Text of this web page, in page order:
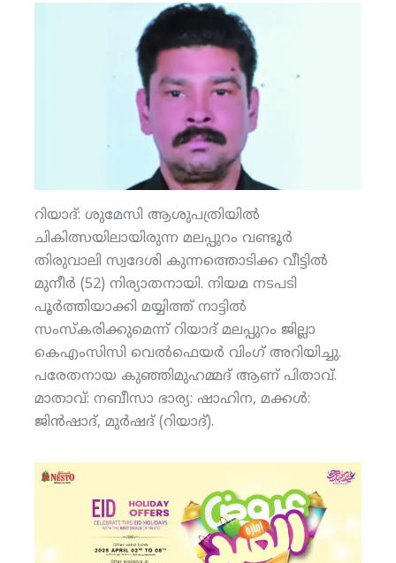
റിയാദ്: ശുമേസി ആശുപത്രിയില്‍
ചികിത്സയിലായിരുന്ന മലപ്പുറം വണ്ടൂര്‍
തിരുവാലി സ്വദേശി കുന്നത്തൊടിക്ക വീട്ടില്‍
മുനീര്‍ (52) നിര്യാതനായി. നിയമ നടപടി
പൂര്‍ത്തിയാക്കി മയ്യിത്ത് നാട്ടില്‍
സംസ്‌കരിക്കുമെന്ന് റിയാദ് മലപ്പുറം ജില്ലാ
കെഎംസിസി വെല്‍ഫെയര്‍ വിംഗ് അറിയിച്ചു.
പരേതനായ കുഞ്ഞിമുഹമ്മദ് ആണ് പിതാവ്.
മാതാവ്: നബീസാ ഭാര്യ: ഷാഹിന, മക്കള്‍:
ജിന്‍ഷാദ്, മുര്‍ഷദ് (റിയാദ്).